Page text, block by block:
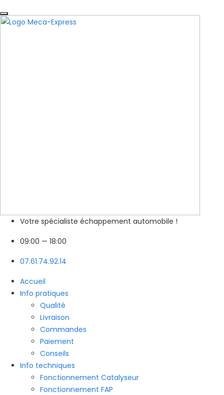
Votre spécialiste échappement automobile !
09:00 — 18:00
07.61.74.92.14
Accueil
Info pratiques
Qualité
Livraison
Commandes
Paiement
Conseils
Info techniques
Fonctionnement Catalyseur
Fonctionnement FAP